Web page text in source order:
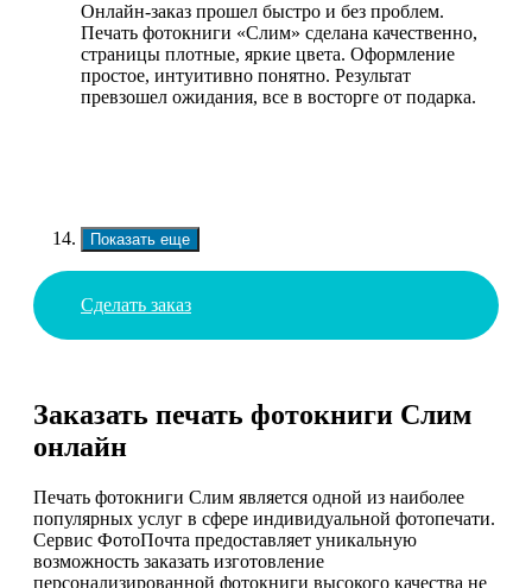
Онлайн-заказ прошел быстро и без проблем.
Печать фотокниги «Слим» сделана качественно,
страницы плотные, яркие цвета. Оформление
простое, интуитивно понятно. Результат
превзошел ожидания, все в восторге от подарка.
Показать еще
Сделать заказ
Заказать печать фотокниги Слим
онлайн
Печать фотокниги Слим является одной из наиболее
популярных услуг в сфере индивидуальной фотопечати.
Сервис ФотоПочта предоставляет уникальную
возможность заказать изготовление
персонализированной фотокниги высокого качества не